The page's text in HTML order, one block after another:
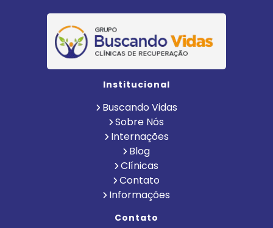
Institucional
Buscando Vidas
Sobre Nós
Internações
Blog
Clínicas
Contato
Informações
Contato